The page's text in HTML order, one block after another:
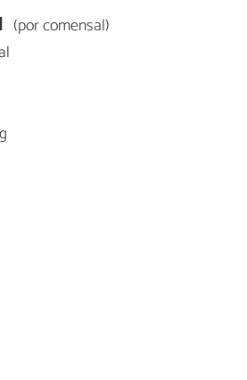
(por comensal)